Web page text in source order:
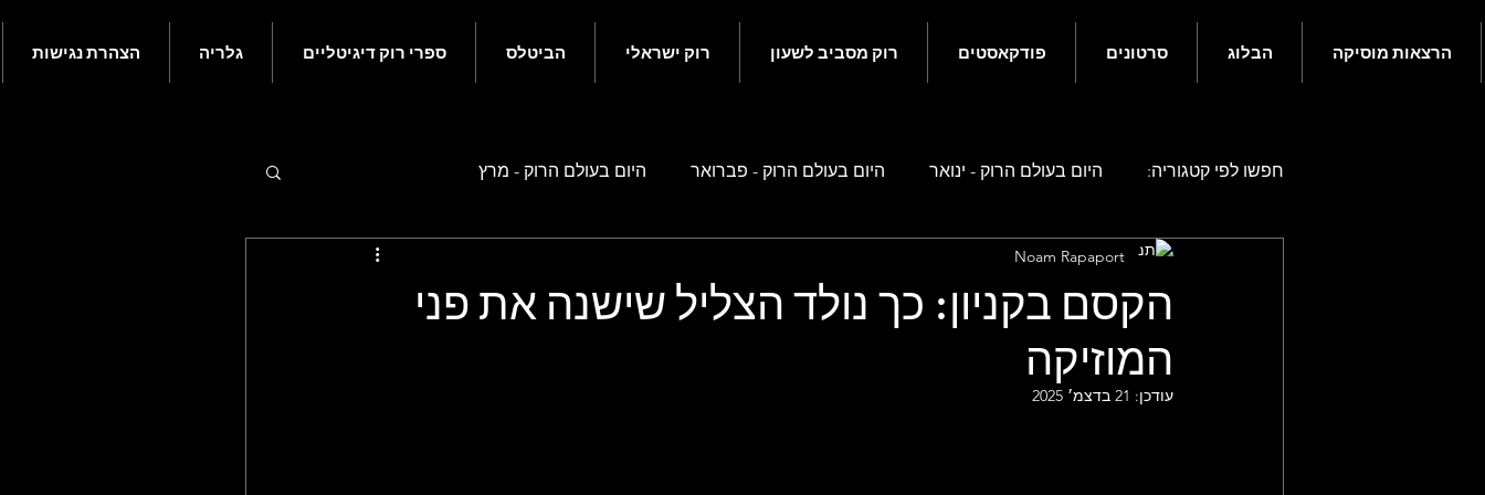
הרצאות מוסיקה הבלוג סרטונים פודקאסטים רוק מסביב לשעון רוק ישראלי הביטלס ספרי רוק דיגיטליים גלריה הצהרת נגישות
חפשו לפי קטגוריה: היום בעולם הרוק - ינואר היום בעולם הרוק - פברואר היום בעולם הרוק - מרץ
היום בעולם הרוק - אפריל
היום בעולם הרוק - אוגוסט
הקסם בקניון: כך נולד הצליל שישנה את פני
המוזיקה
Noam Rapaport
עודכן: 21 בדצמ׳ 2025